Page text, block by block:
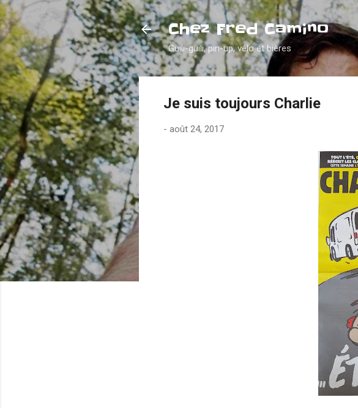
Chez Fred Camino
Guili-guili, pin-up, vélo et bières
Je suis toujours Charlie
- août 24, 2017